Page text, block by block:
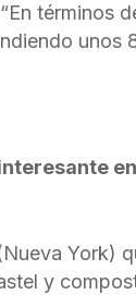
“En términos
unos
York)
y